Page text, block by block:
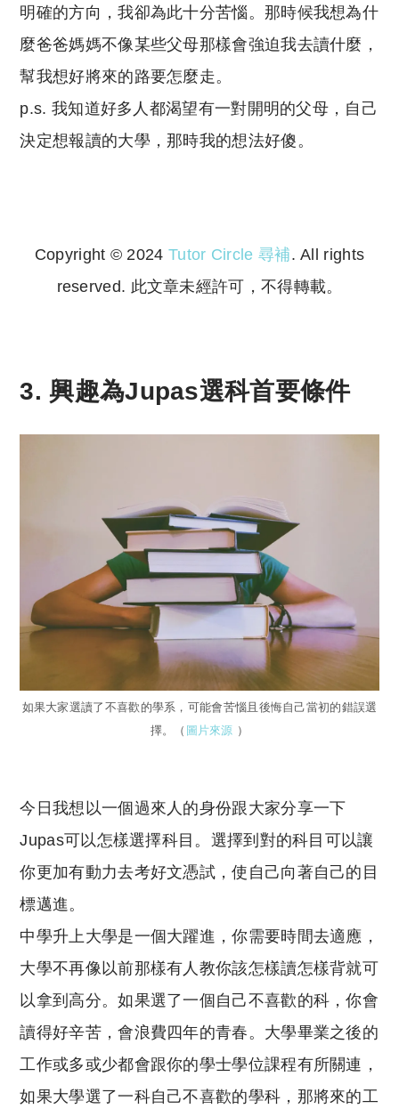
明確的方向，我卻為此十分苦惱。那時候我想為什
麼爸爸媽媽不像某些父母那樣會強迫我去讀什麼，
幫我想好將來的路要怎麼走。
p.s. 我知道好多人都渴望有一對開明的父母，自己
決定想報讀的大學，那時我的想法好傻。
Copyright © 2024 Tutor Circle 尋補. All rights
reserved. 此文章未經許可，不得轉載。
3. 興趣為Jupas選科首要條件
如果大家選讀了不喜歡的學系，可能會苦惱且後悔自己當初的錯誤選
擇。（ 圖片來源 ）
今日我想以一個過來人的身份跟大家分享一下
Jupas可以怎樣選擇科目。選擇到對的科目可以讓
你更加有動力去考好文憑試，使自己向著自己的目
標邁進。
中學升上大學是一個大躍進，你需要時間去適應，
大學不再像以前那樣有人教你該怎樣讀怎樣背就可
以拿到高分。如果選了一個自己不喜歡的科，你會
讀得好辛苦，會浪費四年的青春。大學畢業之後的
工作或多或少都會跟你的學士學位課程有所關連，
如果大學選了一科自己不喜歡的學科，那將來的工